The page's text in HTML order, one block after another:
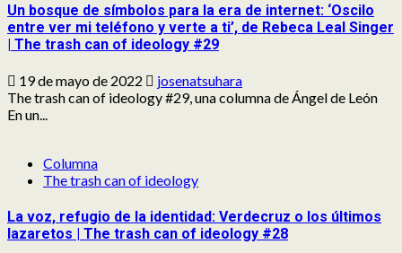
Un bosque de símbolos para la era de internet: ‘Oscilo
entre ver mi teléfono y verte a ti’, de Rebeca Leal Singer
| The trash can of ideology #29
19 de mayo de 2022
josenatsuhara
The trash can of ideology #29, una columna de Ángel de León
En un...
Columna
The trash can of ideology
La voz, refugio de la identidad: Verdecruz o los últimos
lazaretos | The trash can of ideology #28